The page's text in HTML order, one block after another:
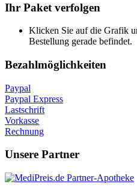
Ihr Paket verfolgen
Klicken Sie auf die Grafik
Bestellung gerade befindet.
Bezahlmöglichkeiten
Paypal
Paypal Express
Lastschrift
Vorkasse
Rechnung
Unsere Partner